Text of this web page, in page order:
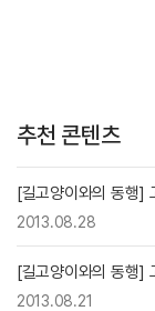
추천 콘텐츠
[길고양이와의 동행]
2013.08.28
[길고양이와의 동행]
2013.08.21